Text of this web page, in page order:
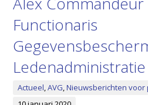
Functionaris
Ledenadministratie
Actueel,AVG,Nieuwsberichten voor